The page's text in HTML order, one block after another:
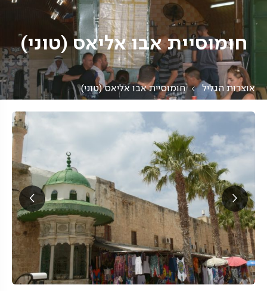
חומוסיית אבו אליאס (טוני)
אוצרות הגליל חומוסיית אבו אליאס (טוני)